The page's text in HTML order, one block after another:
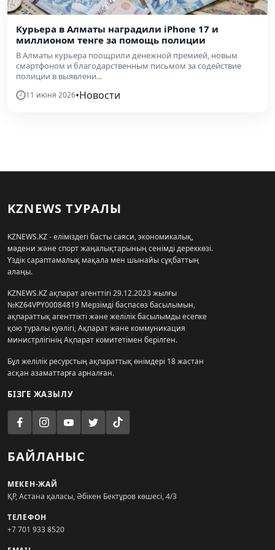
Курьера в Алматы наградили iPhone 17 и
миллионом тенге за помощь полиции
В Алматы курьера поощрили денежной премией, новым
смартфоном и благодарственным письмом за содействие
полиции в выявлени...
11 июня 2026•Новости
KZNEWS ТУРАЛЫ
KZNEWS.KZ - еліміздегі басты саяси, экономикалық,
мәдени және спорт жаңалықтарының сенімді дереккөзі.
Үздік сараптамалық мақала мен шынайы сұқбаттың
алаңы.
KZNEWS.KZ ақпарат агенттігі 29.12.2023 жылғы
№KZ64VPY00084819 Мерзімді баспасөз басылымын,
ақпараттық агенттікті және желілік басылымды есепке
қою туралы куәлігі, Ақпарат және коммуникация
министрлігінің Ақпарат комитетімен берілген.
Бұл желілік ресурстың ақпараттық өнімдері 18 жастан
асқан азаматтарға арналған.
БІЗГЕ ЖАЗЫЛУ
БАЙЛАНЫС
МЕКЕН-ЖАЙ
ҚР, Астана қаласы, Әбікен Бектұров көшесі, 4/3
ТЕЛЕФОН
+7 701 933 8520